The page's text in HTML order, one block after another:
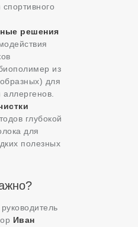
спортивного
решения
из
для
глубокой
для
полезных
Иван